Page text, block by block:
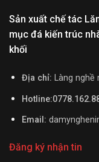
Sản xuất chế tác
mục đá kiến trúc
khối
Địa chỉ: Làng nghề
Email:
Đăng ký nhận tin